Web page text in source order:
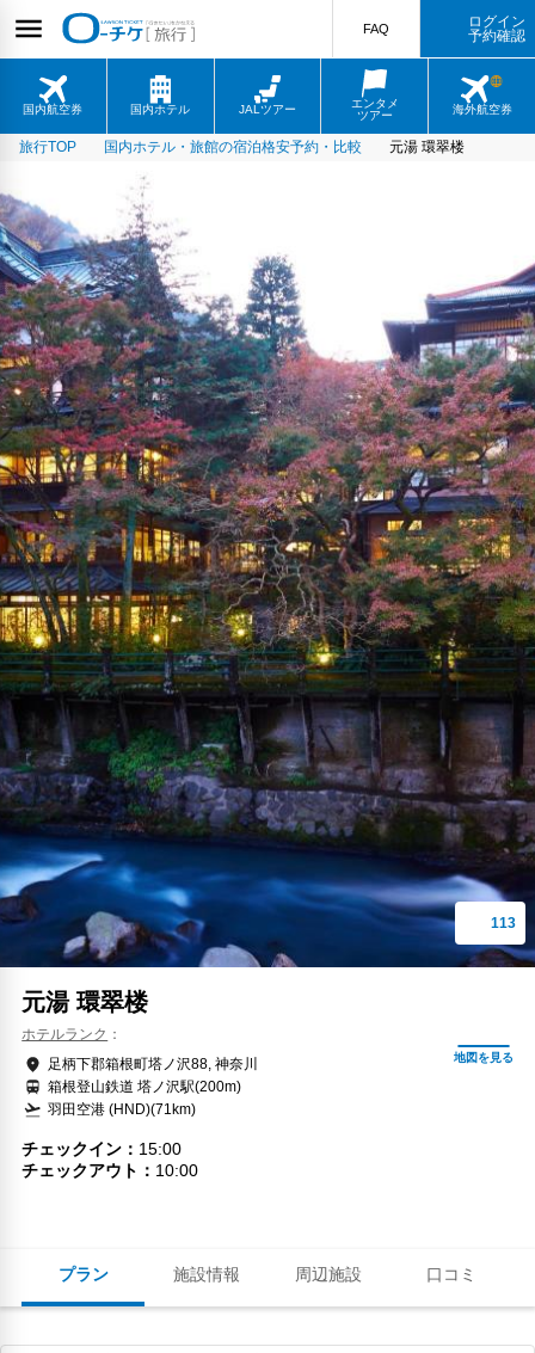
国内航空券 国内ホテル JALツアー
エンタメ
ツアー
海外航空券
FAQ
ログイン
予約確認
旅行TOP 国内ホテル・旅館の宿泊格安予約・比較 元湯 環翠楼
プラン 施設情報 周辺施設 口コミ
元湯 環翠楼
ホテルランク
足柄下郡箱根町塔ノ沢88, 神奈川
箱根登山鉄道 塔ノ沢駅(200m)
羽田空港 (HND)(71km)
チェックイン
15:00
チェックアウト
10:00